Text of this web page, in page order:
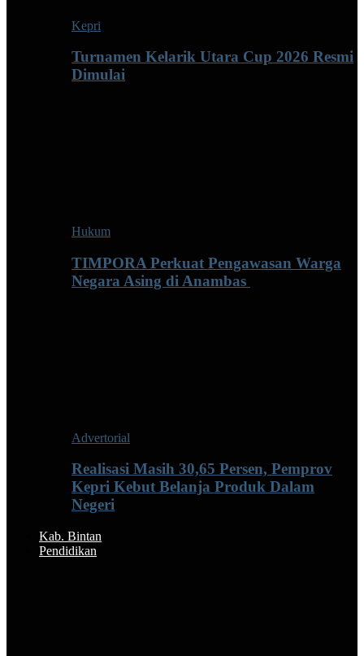
Kepri
Turnamen Kelarik Utara Cup 2026 Resmi
Dimulai
Hukum
TIMPORA Perkuat Pengawasan Warga
Negara Asing di Anambas ‎
Advertorial
Realisasi Masih 30,65 Persen, Pemprov
Kepri Kebut Belanja Produk Dalam
Negeri
Kab. Bintan
Pendidikan